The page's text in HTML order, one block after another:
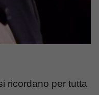
ricordano per tutta